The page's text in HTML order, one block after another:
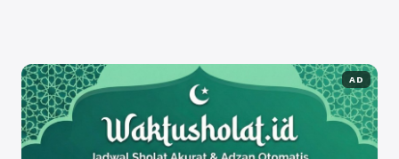
AD